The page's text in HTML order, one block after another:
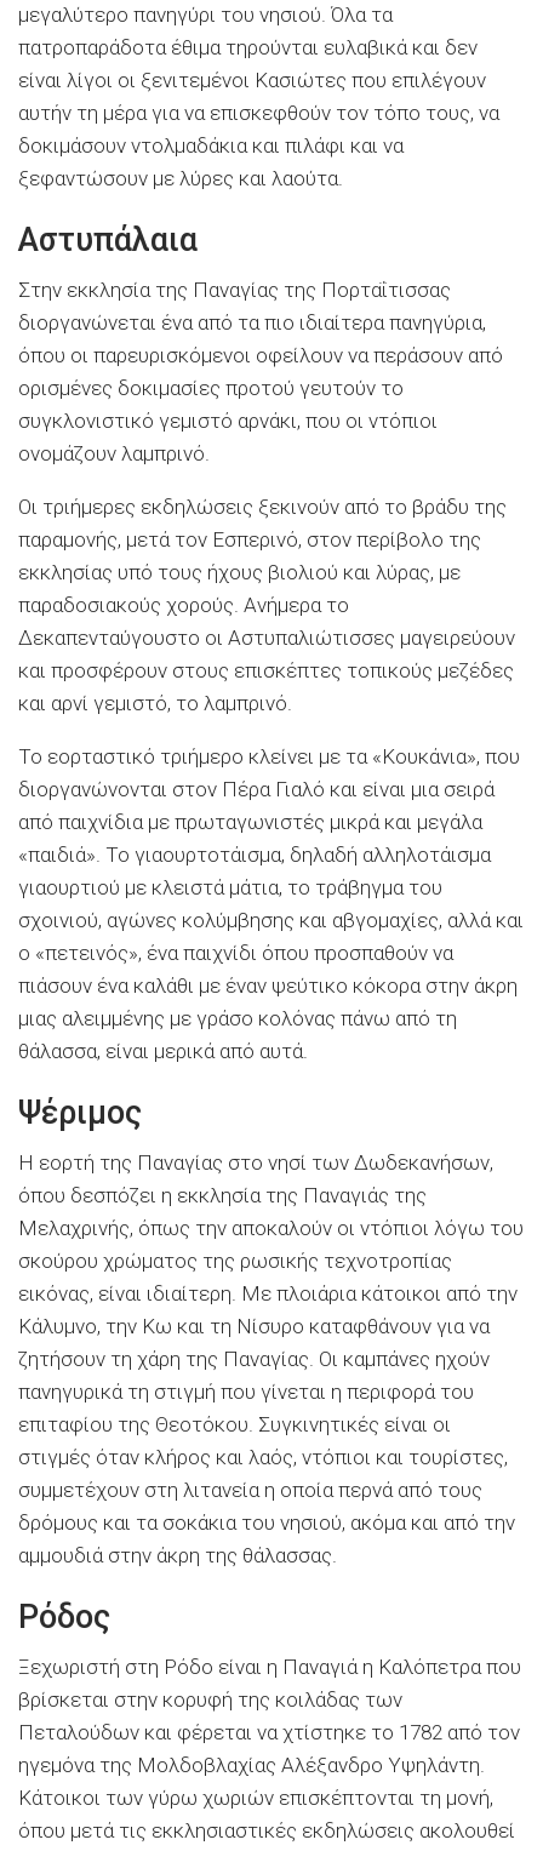
μεγαλύτερο πανηγύρι του νησιού. Όλα τα
πατροπαράδοτα έθιμα τηρούνται ευλαβικά και δεν
είναι λίγοι οι ξενιτεμένοι Κασιώτες που επιλέγουν
αυτήν τη μέρα για να επισκεφθούν τον τόπο τους, να
δοκιμάσουν ντολμαδάκια και πιλάφι και να
ξεφαντώσουν με λύρες και λαούτα.
Αστυπάλαια
Στην εκκλησία της Παναγίας της Πορταΐτισσας
διοργανώνεται ένα από τα πιο ιδιαίτερα πανηγύρια,
όπου οι παρευρισκόμενοι οφείλουν να περάσουν από
ορισμένες δοκιμασίες προτού γευτούν το
συγκλονιστικό γεμιστό αρνάκι, που οι ντόπιοι
ονομάζουν λαμπρινό.
Οι τριήμερες εκδηλώσεις ξεκινούν από το βράδυ της
παραμονής, μετά τον Εσπερινό, στον περίβολο της
εκκλησίας υπό τους ήχους βιολιού και λύρας, με
παραδοσιακούς χορούς. Ανήμερα το
Δεκαπενταύγουστο οι Αστυπαλιώτισσες μαγειρεύουν
και προσφέρουν στους επισκέπτες τοπικούς μεζέδες
και αρνί γεμιστό, το λαμπρινό.
Το εορταστικό τριήμερο κλείνει με τα «Κουκάνια», που
διοργανώνονται στον Πέρα Γιαλό και είναι μια σειρά
από παιχνίδια με πρωταγωνιστές μικρά και μεγάλα
«παιδιά». Το γιαουρτοτάισμα, δηλαδή αλληλοτάισμα
γιαουρτιού με κλειστά μάτια, το τράβηγμα του
σχοινιού, αγώνες κολύμβησης και αβγομαχίες, αλλά και
ο «πετεινός», ένα παιχνίδι όπου προσπαθούν να
πιάσουν ένα καλάθι με έναν ψεύτικο κόκορα στην άκρη
μιας αλειμμένης με γράσο κολόνας πάνω από τη
θάλασσα, είναι μερικά από αυτά.
Ψέριμος
Η εορτή της Παναγίας στο νησί των Δωδεκανήσων,
όπου δεσπόζει η εκκλησία της Παναγιάς της
Μελαχρινής, όπως την αποκαλούν οι ντόπιοι λόγω του
σκούρου χρώματος της ρωσικής τεχνοτροπίας
εικόνας, είναι ιδιαίτερη. Με πλοιάρια κάτοικοι από την
Κάλυμνο, την Κω και τη Νίσυρο καταφθάνουν για να
ζητήσουν τη χάρη της Παναγίας. Οι καμπάνες ηχούν
πανηγυρικά τη στιγμή που γίνεται η περιφορά του
επιταφίου της Θεοτόκου. Συγκινητικές είναι οι
στιγμές όταν κλήρος και λαός, ντόπιοι και τουρίστες,
συμμετέχουν στη λιτανεία η οποία περνά από τους
δρόμους και τα σοκάκια του νησιού, ακόμα και από την
αμμουδιά στην άκρη της θάλασσας.
Ρόδος
Ξεχωριστή στη Ρόδο είναι η Παναγιά η Καλόπετρα που
βρίσκεται στην κορυφή της κοιλάδας των
Πεταλούδων και φέρεται να χτίστηκε το 1782 από τον
ηγεμόνα της Μολδοβλαχίας Αλέξανδρο Υψηλάντη.
Κάτοικοι των γύρω χωριών επισκέπτονται τη μονή,
όπου μετά τις εκκλησιαστικές εκδηλώσεις ακολουθεί